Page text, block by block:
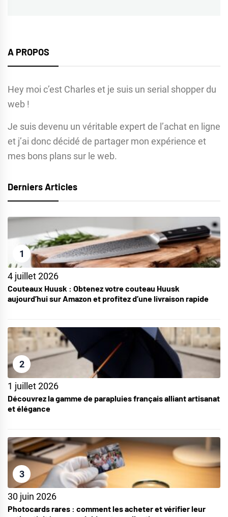
A PROPOS
Hey moi c’est Charles et je suis un serial shopper du
web !
Je suis devenu un véritable expert de l’achat en ligne
et j’ai donc décidé de partager mon expérience et
mes bons plans sur le web.
Derniers Articles
1
4 juillet 2026
Couteaux Huusk : Obtenez votre couteau Huusk
aujourd’hui sur Amazon et profitez d’une livraison rapide
2
1 juillet 2026
Découvrez la gamme de parapluies français alliant artisanat
et élégance
3
30 juin 2026
Photocards rares : comment les acheter et vérifier leur